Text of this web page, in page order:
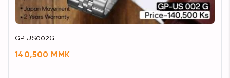
GP US002G
140,500 MMK